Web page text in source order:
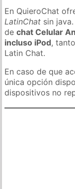
En QuieroChat
LatinChat sin
dechat Celular
incluso iPod,
Latin Chat.
En caso de que
única opción
dispositivos no